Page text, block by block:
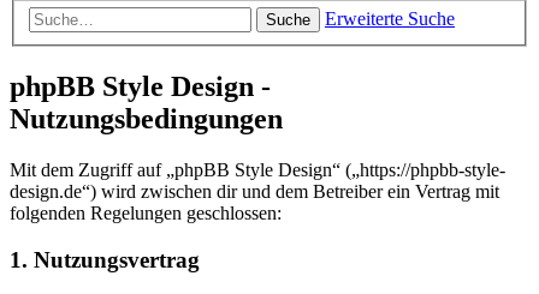
Suche Erweiterte Suche
phpBB Style Design -
Nutzungsbedingungen
Mit dem Zugriff auf „phpBB Style Design“ („https://phpbb-style-
design.de“) wird zwischen dir und dem Betreiber ein Vertrag mit
folgenden Regelungen geschlossen:
1. Nutzungsvertrag